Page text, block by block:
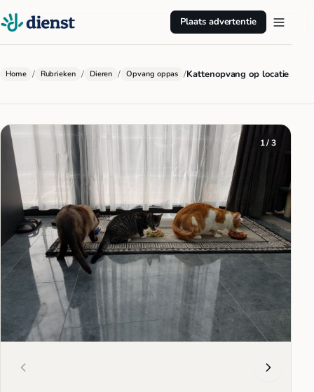
Plaats advertentie
Home / Rubrieken / Dieren / Opvang oppas /Kattenopvang op locatie
1 / 3